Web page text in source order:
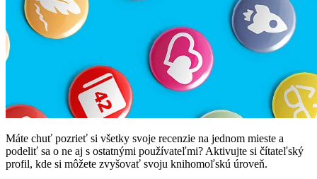
Máte chuť pozrieť si všetky svoje recenzie na jednom mieste a
podeliť sa o ne aj s ostatnými používateľmi? Aktivujte si čítateľský
profil, kde si môžete zvyšovať svoju knihomoľskú úroveň.